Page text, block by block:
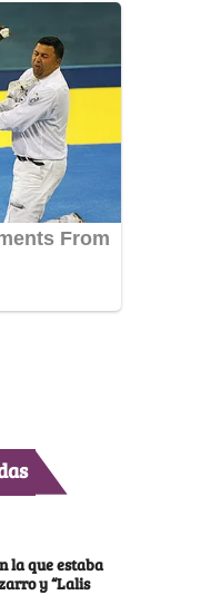
la que estaba
y “Lalis